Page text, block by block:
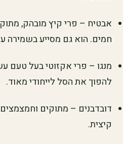
אבטיח – פרי קיץ מובהק, מתוק
חמים. הוא גם מסייע בשמירה
מנגו – פרי אקזוטי בעל טעם
להפוך את הסל לייחודי מאוד.
דובדבנים – מתוקים
קיצית.